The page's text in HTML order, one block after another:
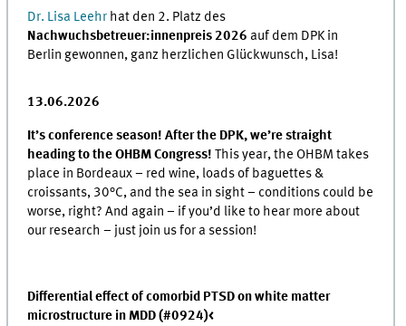
Dr. Lisa Leehr hat den 2. Platz des
Nachwuchsbetreuer:innenpreis 2026 auf dem DPK in
Berlin gewonnen, ganz herzlichen Glückwunsch, Lisa!
13.06.2026
It’s conference season! After the DPK, we’re straight
heading to the OHBM Congress!This year, the OHBM takes
place in Bordeaux – red wine, loads of baguettes &
croissants, 30°C, and the sea in sight – conditions could be
worse, right? And again – if you’d like to hear more about
our research – just join us for a session!
Differential effect of comorbid PTSD on white matter
microstructure in MDD (#0924)<